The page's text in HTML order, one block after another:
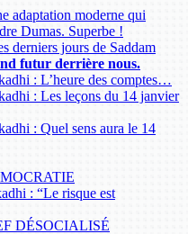
adaptation moderne qui
Dumas. Superbe !
derniers jours de Saddam
futur derrière nous.
: L’heure des comptes…
: Les leçons du 14 janvier
: Quel sens aura le 14
: “Le risque est
DÉSOCIALISÉ